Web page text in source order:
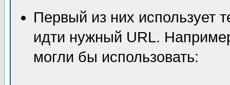
Первый из них использует
идти нужный URL.
могли бы использовать: